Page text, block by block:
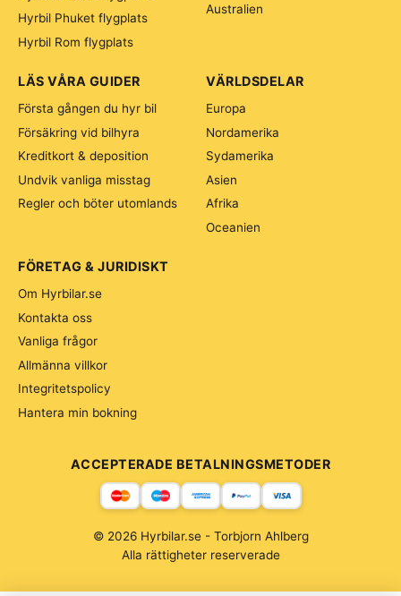
Hyrbil Phuket flygplats
Hyrbil Rom flygplats
Australien
VÄRLDSDELAR
Europa
Nordamerika
Sydamerika
Asien
Afrika
Oceanien
LÄS VÅRA GUIDER
Första gången du hyr bil
Försäkring vid bilhyra
Kreditkort & deposition
Undvik vanliga misstag
Regler och böter utomlands
FÖRETAG & JURIDISKT
Om Hyrbilar.se
Kontakta oss
Vanliga frågor
Allmänna villkor
Integritetspolicy
Hantera min bokning
ACCEPTERADE BETALNINGSMETODER
© 2026 Hyrbilar.se - Torbjorn Ahlberg
Alla rättigheter reserverade